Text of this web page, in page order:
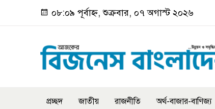
০৮:০৯ পূর্বাহ্ন, শুক্রবার, ০৭ অগাস্ট ২০২৬
প্রচ্ছদ জাতীয় রাজনীতি অর্থ-বাজার-বাণিজ্য